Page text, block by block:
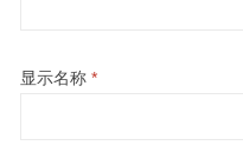
显示名称 *